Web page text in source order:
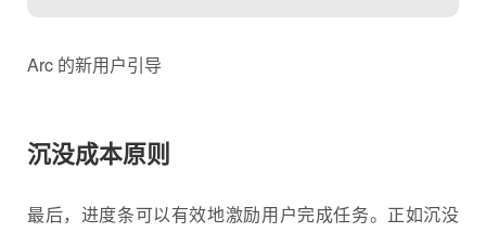
Arc 的新用户引导
沉没成本原则
最后，进度条可以有效地激励用户完成任务。正如沉没